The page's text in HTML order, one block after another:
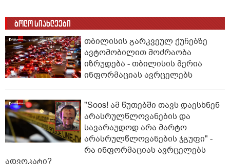
ბოლო სიახლეები
თბილისის გარკვეულ ქუჩებზე
ავტომობილით მოძრაობა
იზრუდება - თბილისის მერია
ინფორმაციას ავრცელებს
"Soos! ამ წუთებში თავს დაესხნენ
არასრულწლოვანების და
სავარაუდოდ არა მარტო
არასრულწლოვანების ჯგუფი" -
რა ინფორმაციას ავრცელებს
ადვოკატი?